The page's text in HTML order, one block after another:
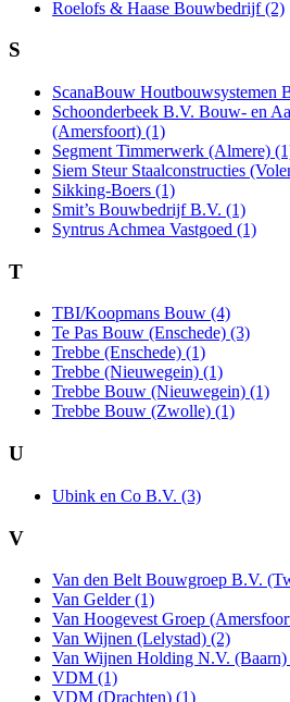
Roelofs & Haase Bouwbedrijf (2)
S
ScanaBouw Houtbouwsystemen
Schoonderbeek B.V. Bouw- en
(Amersfoort) (1)
Segment Timmerwerk (Almere)
Siem Steur Staalconstructies
Sikking-Boers (1)
Smit’s Bouwbedrijf B.V. (1)
Syntrus Achmea Vastgoed (1)
T
TBI/Koopmans Bouw (4)
Te Pas Bouw (Enschede) (3)
Trebbe (Enschede) (1)
Trebbe (Nieuwegein) (1)
Trebbe Bouw (Nieuwegein) (1)
Trebbe Bouw (Zwolle) (1)
U
Ubink en Co B.V. (3)
V
Van den Belt Bouwgroep B.V.
Van Gelder (1)
Van Hoogevest Groep
Van Wijnen (Lelystad) (2)
Van Wijnen Holding N.V. (Baarn)
VDM (1)
VDM (Drachten) (1)